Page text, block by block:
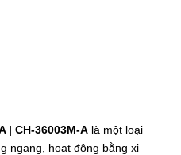
| CH-36003M-A là một loại
ngang, hoạt động bằng xi